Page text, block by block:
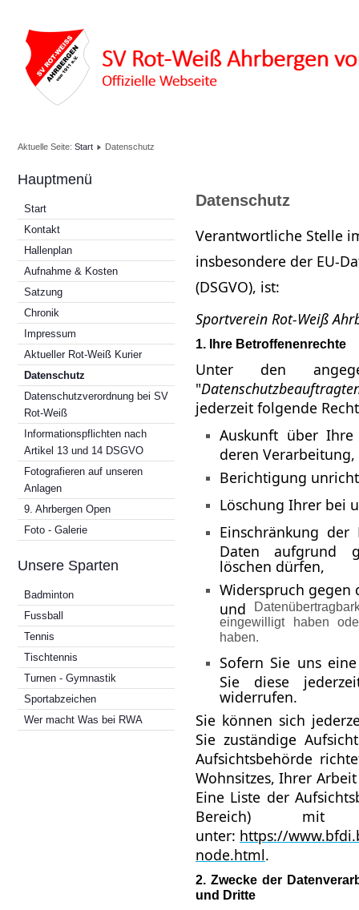
Aktuelle Seite: Start Datenschutz
Hauptmenü
Start
Kontakt
Hallenplan
Aufnahme & Kosten
Satzung
Chronik
Impressum
Aktueller Rot-Weiß Kurier
Datenschutz
Datenschutzverordnung bei SV
Rot-Weiß
Informationspflichten nach
Artikel 13 und 14 DSGVO
Fotografieren auf unseren
Anlagen
9. Ahrbergen Open
Foto - Galerie
Unsere Sparten
Badminton
Fussball
Tennis
Tischtennis
Turnen - Gymnastik
Sportabzeichen
Wer macht Was bei RWA
Datenschutz
Verantwortliche Stelle
insbesondere der EU-
(DSGVO), ist:
Sportverein Rot-Weiß
1. Ihre Betroffenenrechte
Unter den
"
jederzeit folgende
Auskunft über
deren Verarbeitung,
Berichtigung
Löschung Ihrer bei
Einschränkung
Daten aufgrund
löschen dürfen,
Widerspruch gegen
und
eingewilligt haben
haben.
Sofern Sie uns
Sie diese
widerrufen.
Sie können sich
Sie zuständige
Aufsichtsbehörde
Wohnsitzes, Ihrer
Eine Liste der
Bereich) mit
unter: https://
node.html.
2. Zwecke der
und Dritte